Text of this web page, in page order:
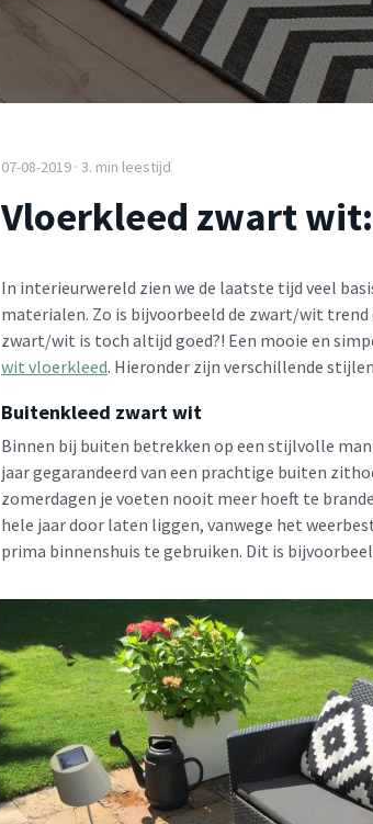
07-08-2019 · 3. min leestijd
Vloerkleed zwart
In interieurwereld zien we de laatste tijd veel
materialen. Zo is bijvoorbeeld de zwart/wit trend
zwart/wit is toch altijd goed?! Een mooie en
wit vloerkleed. Hieronder zijn verschillende
Buitenkleed zwart wit
Binnen bij buiten betrekken op een stijlvolle
jaar gegarandeerd van een prachtige buiten
zomerdagen je voeten nooit meer hoeft te
hele jaar door laten liggen, vanwege het
prima binnenshuis te gebruiken. Dit is